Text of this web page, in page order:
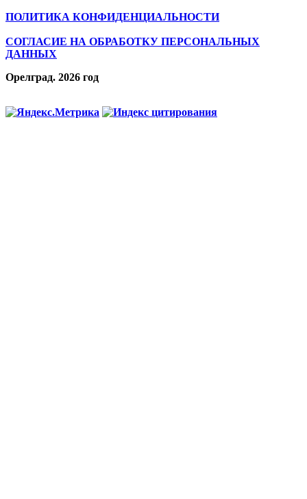
ПОЛИТИКА КОНФИДЕНЦИАЛЬНОСТИ
СОГЛАСИЕ НА ОБРАБОТКУ ПЕРСОНАЛЬНЫХ
ДАННЫХ
Орелград. 2026 год